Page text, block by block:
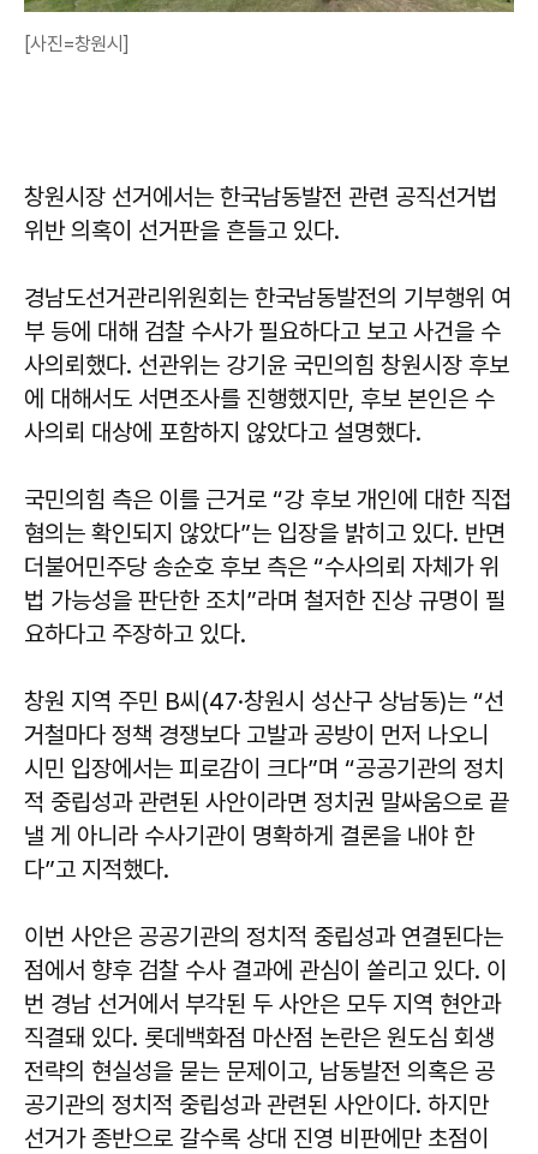
[사진=창원시]
창원시장 선거에서는 한국남동발전 관련 공직선거법
위반 의혹이 선거판을 흔들고 있다.
경남도선거관리위원회는 한국남동발전의 기부행위 여
부 등에 대해 검찰 수사가 필요하다고 보고 사건을 수
사의뢰했다. 선관위는 강기윤 국민의힘 창원시장 후보
에 대해서도 서면조사를 진행했지만, 후보 본인은 수
사의뢰 대상에 포함하지 않았다고 설명했다.
국민의힘 측은 이를 근거로 “강 후보 개인에 대한 직접
혐의는 확인되지 않았다”는 입장을 밝히고 있다. 반면
더불어민주당 송순호 후보 측은 “수사의뢰 자체가 위
법 가능성을 판단한 조치”라며 철저한 진상 규명이 필
요하다고 주장하고 있다.
창원 지역 주민 B씨(47·창원시 성산구 상남동)는 “선
거철마다 정책 경쟁보다 고발과 공방이 먼저 나오니
시민 입장에서는 피로감이 크다”며 “공공기관의 정치
적 중립성과 관련된 사안이라면 정치권 말싸움으로 끝
낼 게 아니라 수사기관이 명확하게 결론을 내야 한
다”고 지적했다.
이번 사안은 공공기관의 정치적 중립성과 연결된다는
점에서 향후 검찰 수사 결과에 관심이 쏠리고 있다. 이
번 경남 선거에서 부각된 두 사안은 모두 지역 현안과
직결돼 있다. 롯데백화점 마산점 논란은 원도심 회생
전략의 현실성을 묻는 문제이고, 남동발전 의혹은 공
공기관의 정치적 중립성과 관련된 사안이다. 하지만
선거가 종반으로 갈수록 상대 진영 비판에만 초점이